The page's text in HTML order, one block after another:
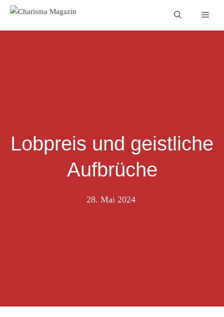
Zum
Lobpreis und geistliche
Aufbrüche
28. Mai 2024